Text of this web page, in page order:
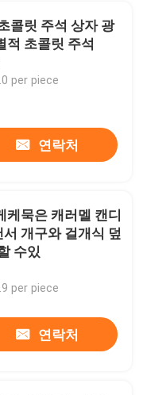
콜릿 주석 상자 광
적 초콜릿 주석
per piece
연락처
케묵은 캐러멜 캔디
개구와 걸개식 덮
수있
per piece
연락처